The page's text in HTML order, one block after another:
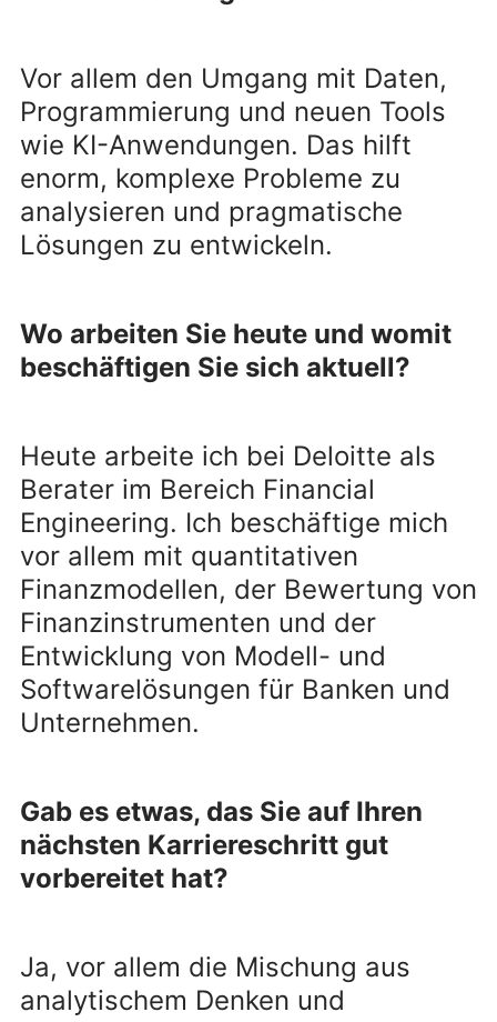
Vor allem den Umgang mit Daten,
Programmierung und neuen Tools
wie KI-Anwendungen. Das hilft
enorm, komplexe Probleme zu
analysieren und pragmatische
Lösungen zu entwickeln.
Wo arbeiten Sie heute und womit
beschäftigen Sie sich aktuell?
Heute arbeite ich bei Deloitte als
Berater im Bereich Financial
Engineering. Ich beschäftige mich
vor allem mit quantitativen
Finanzmodellen, der Bewertung von
Finanzinstrumenten und der
Entwicklung von Modell- und
Softwarelösungen für Banken und
Unternehmen.
Gab es etwas, das Sie auf Ihren
nächsten Karriereschritt gut
vorbereitet hat?
Ja, vor allem die Mischung aus
analytischem Denken und